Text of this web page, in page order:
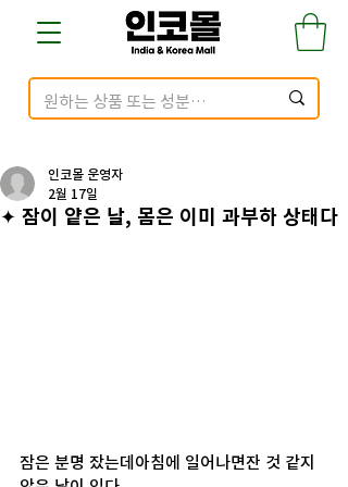
✦ 잠이 얕은 날, 몸은 이미 과부하 상태다
인코몰 운영자
2월 17일
잠은 분명 잤는데아침에 일어나면잔 것 같지